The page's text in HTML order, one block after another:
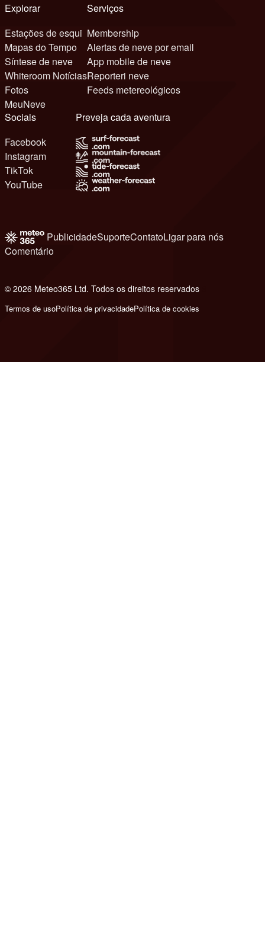
Explorar
Estações de esqui
Mapas do Tempo
Síntese de neve
Whiteroom Notícias
Fotos
MeuNeve
Serviços
Membership
Alertas de neve por email
App mobile de neve
Reporteri neve
Feeds metereológicos
Sociais
Facebook
Instagram
TikTok
YouTube
Preveja cada aventura
PublicidadeSuporteContatoLigar para nós
Comentário
© 2026 Meteo365 Ltd. Todos os direitos reservados
Termos de usoPolítica de privacidadePolítica de cookies